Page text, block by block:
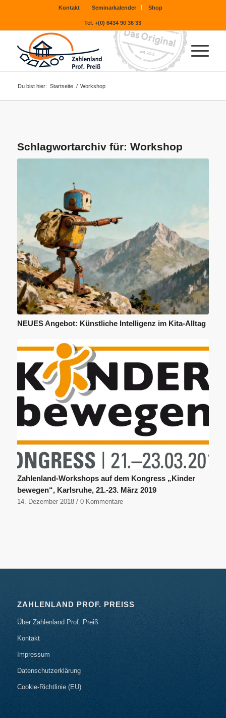
Kontakt Seminarkalender Shop
Tel. +(0) 6434 90 36 33
Du bist hier: Startseite / Workshop
Schlagwortarchiv für: Workshop
NEUES Angebot: Künstliche Intelligenz im Kita-Alltag
Zahlenland-Workshops auf dem Kongress „Kinder
bewegen“, Karlsruhe, 21.-23. März 2019
14. Dezember 2018 / 0 Kommentare
ZAHLENLAND PROF. PREISS
Über Zahlenland Prof. Preiß
Kontakt
Impressum
Datenschutzerklärung
Cookie-Richtlinie (EU)